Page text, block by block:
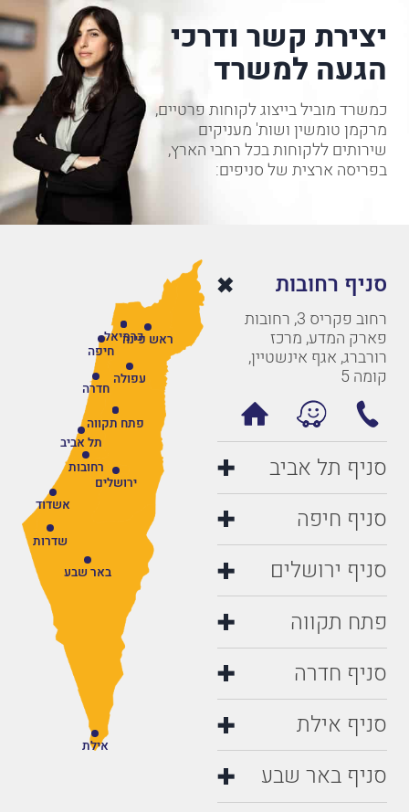
יצירת קשר ודרכי
הגעה למשרד
כמשרד מוביל בייצוג לקוחות פרטיים,
מרקמן טומשין ושות' מעניקים
שירותים ללקוחות בכל רחבי הארץ,
בפריסה ארצית של סניפים:
סניף רחובות
רחוב פקריס 3, רחובות
פארק המדע, מרכז
רורברג, אגף אינשטיין,
קומה 5
סניף תל אביב
סניף חיפה
סניף ירושלים
פתח תקווה
סניף חדרה
סניף אילת
סניף באר שבע
רחובות
תל אביב
חיפה
ירושלים
פתח תקווה
חדרה
אילת
באר שבע
אשדוד
שדרות
עפולה
ראש פינהכרמיאל